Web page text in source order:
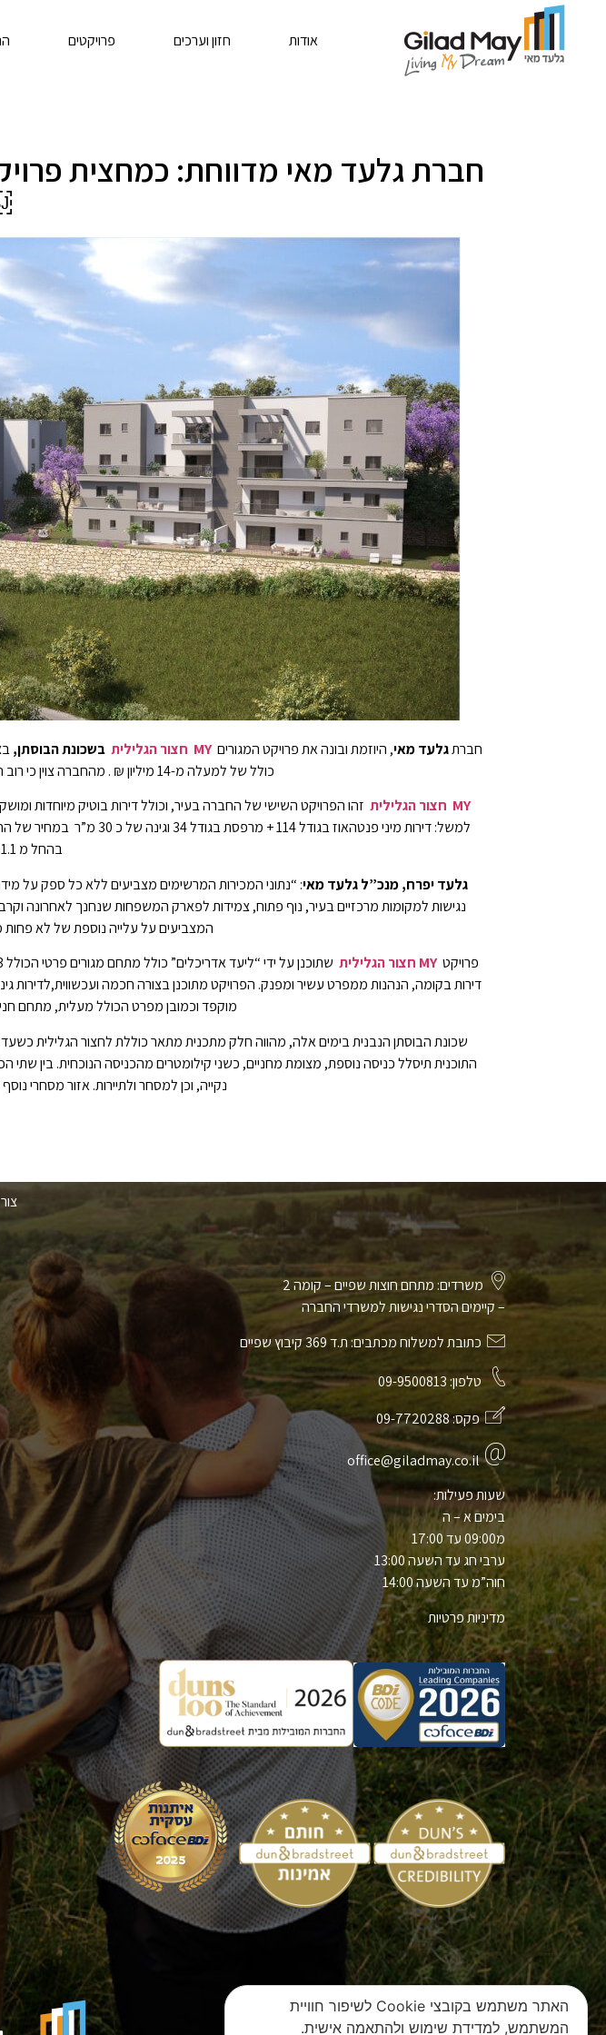
אודות חזון וערכים פרויקטים
חברתגלעד מאי, היוזמת ובונה את פרויקט המגוריםMY חצור הגלילית בשכונת הבוסתן,
כולל של למעלה מ-14 מיליון ₪ . מהחברה צוין כי רוב הדירות נמכרו במסגרת המכירה המוקדמת של הפרויקט.
MY חצור הגלילית
זהו הפרויקט השישי של החברה בעיר, וכולל דירות בוטיק מיוחדות
בהחל מ 1.1 מיליון שקלים.
גלעד יפרח, מנכ”ל גלעד מאי: “נתוני המכירות המרשימים מצביעים ללא כל ספק על
נגישות למקומות מרכזיים בעיר, נוף פתוח, צמידות לפארק המשפחות שנחנך לאחרונה
המצביעים על עלייה נוספת של לא פחות מ-15% בשנתיים האחרונות במחירי
פרויקטMY חצור הגלילית
דירות בקומה, הנהנות ממפרט עשיר ומפנק. הפרויקט מתוכנן בצורה חכמה ועכשווית,לדירות
מוקפד וכמובן מפרט הכולל מעלית, מתחם
נקייה, וכן למסחר ולתיירות. אזור מסחרי
משרדים: מתחם חוצות שפיים – קומה 2
– קיימים הסדרי נגישות למשרדי החברה
כתובת למשלוח מכתבים: ת.ד 369 קיבוץ שפיים
טלפון:09-9500813
פקס:09-7720288
office@giladmay.co.il
שעות פעילות:
בימים א – ה
מ09:00 עד 17:00
ערבי חג עד השעה 13:00
חוה”מ עד השעה 14:00
מדיניות פרטיות
האתר משתמש בקובצי Cookie לשיפור חוויית
המשתמש, למדידת שימוש ולהתאמה אישית.